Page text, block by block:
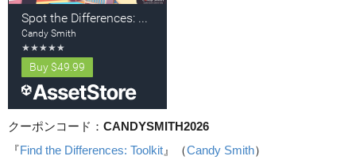
クーポンコード： CANDYSMITH2026
『Find the Differences: Toolkit 』（Candy Smith）